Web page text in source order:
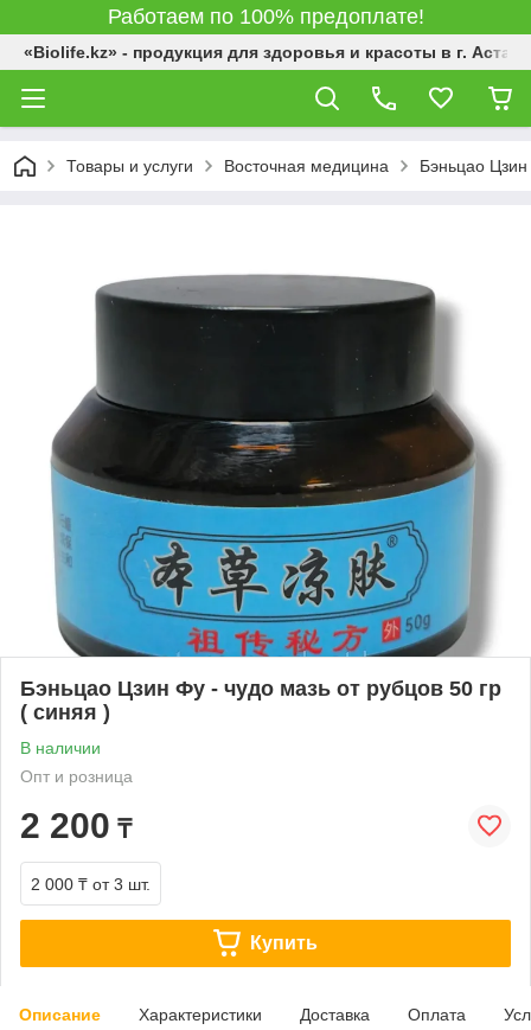
Работаем по 100% предоплате!
«Biolife.kz» - продукция для здоровья и красоты в г. Астана
Товары и услуги Восточная медицина Бэньцао
Бэньцао Цзин Фу - чудо мазь от рубцов 50 гр
( синяя )
В наличии
Опт и розница
2 200 ₸
2 000 ₸ от 3 шт.
Купить
Описание Характеристики Доставка Оплата